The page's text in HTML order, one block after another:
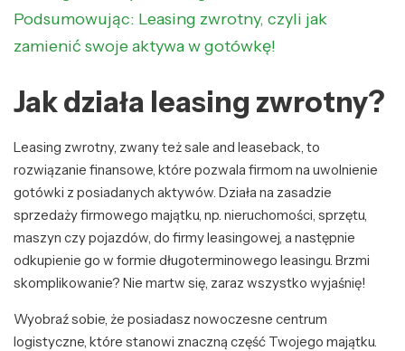
Podsumowując: Leasing zwrotny, czyli jak
zamienić swoje aktywa w gotówkę!
Jak działa leasing zwrotny?
Leasing zwrotny, zwany też sale and leaseback, to
rozwiązanie finansowe, które pozwala firmom na uwolnienie
gotówki z posiadanych aktywów. Działa na zasadzie
sprzedaży firmowego majątku, np. nieruchomości, sprzętu,
maszyn czy pojazdów, do firmy leasingowej, a następnie
odkupienie go w formie długoterminowego leasingu. Brzmi
skomplikowanie? Nie martw się, zaraz wszystko wyjaśnię!
Wyobraź sobie, że posiadasz nowoczesne centrum
logistyczne, które stanowi znaczną część Twojego majątku.